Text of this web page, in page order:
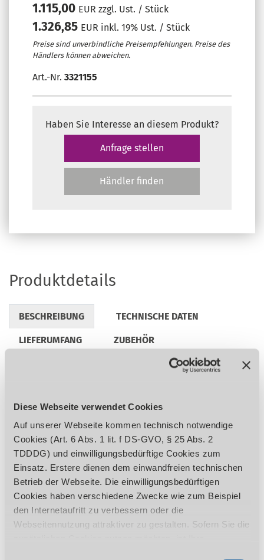
Diese Webseite verwendet Cookies
Auf unserer Webseite kommen technisch notwendige
Cookies (Art. 6 Abs. 1 lit. f DS-GVO, § 25 Abs. 2
TDDDG) und einwilligungsbedürftige Cookies zum
Einsatz. Erstere dienen dem einwandfreien technischen
Betrieb der Webseite. Die einwilligungsbedürftigen
Cookies haben verschiedene Zwecke wie zum Beispiel
den Internetaufritt zu verbessern oder die
Webseitennutzung attraktiver zu gestalten. Sofern Sie die
1.115,00 EUR zzgl. Ust. / Stück
1.326,85 EUR inkl. 19% Ust. / Stück
Preise sind unverbindliche Preisempfehlungen. Preise des
Händlers können abweichen.
Art.-Nr. 3321155
Haben Sie Interesse an diesem Produkt?
Anfrage stellen
Händler finden
Produktdetails
BESCHREIBUNG TECHNISCHE DATEN
LIEFERUMFANG ZUBEHÖR
REGULATORISCHE PRODUKTINFORMATIONEN
Verputzen von Schweißnähten
Stabile und vibrationsfreie Konstruktion
Leistungsstarker Motor
Schleiftisch 22° - 50° neigbar
Stufenlos einstellbarer Anschlag oben
ermöglicht schnelles und bequemes
Anschleifen der Werkstücke
Große Planschleiffläche